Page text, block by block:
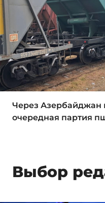
Через Азербайджан
очередная партия
Выбор